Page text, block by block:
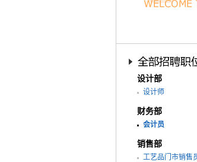
设计部
设计师
财务部
会计员
销售部
工艺品门市销售